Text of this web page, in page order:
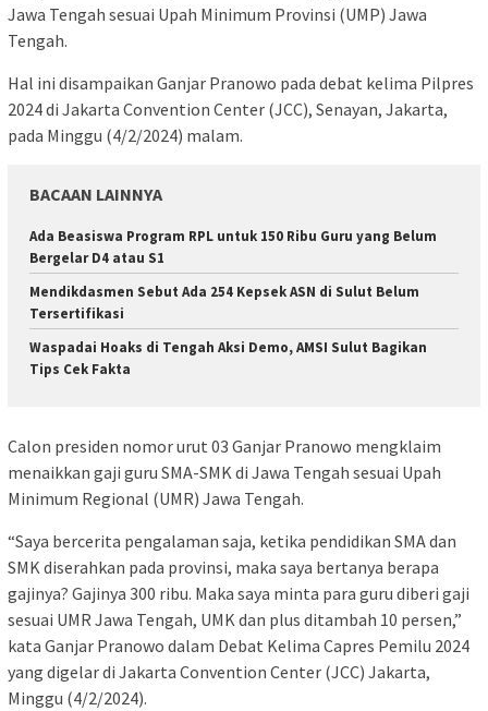
Jawa Tengah sesuai Upah Minimum Provinsi (UMP) Jawa
Tengah.
Hal ini disampaikan Ganjar Pranowo pada debat kelima Pilpres
2024 di Jakarta Convention Center (JCC), Senayan, Jakarta,
pada Minggu (4/2/2024) malam.
BACAAN LAINNYA
Ada Beasiswa Program RPL untuk 150 Ribu Guru yang Belum
Bergelar D4 atau S1
Mendikdasmen Sebut Ada 254 Kepsek ASN di Sulut Belum
Tersertifikasi
Waspadai Hoaks di Tengah Aksi Demo, AMSI Sulut Bagikan
Tips Cek Fakta
Calon presiden nomor urut 03 Ganjar Pranowo mengklaim
menaikkan gaji guru SMA-SMK di Jawa Tengah sesuai Upah
Minimum Regional (UMR) Jawa Tengah.
“Saya bercerita pengalaman saja, ketika pendidikan SMA dan
SMK diserahkan pada provinsi, maka saya bertanya berapa
gajinya? Gajinya 300 ribu. Maka saya minta para guru diberi gaji
sesuai UMR Jawa Tengah, UMK dan plus ditambah 10 persen,”
kata Ganjar Pranowo dalam Debat Kelima Capres Pemilu 2024
yang digelar di Jakarta Convention Center (JCC) Jakarta,
Minggu (4/2/2024).